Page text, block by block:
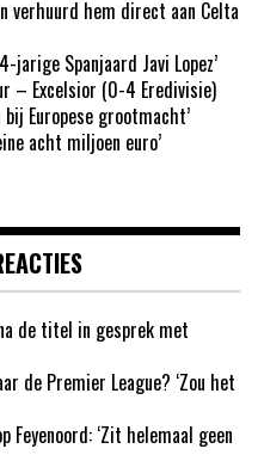
verhuurd hem direct aan Celta
jarige Spanjaard Javi Lopez’
– Excelsior (0-4 Eredivisie)
bij Europese grootmacht’
acht miljoen euro’
de titel in gesprek met
de Premier League? ‘Zou het
Feyenoord: ‘Zit helemaal geen